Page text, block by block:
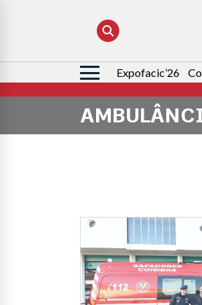
Pesquisar
por:
Expofacic’26